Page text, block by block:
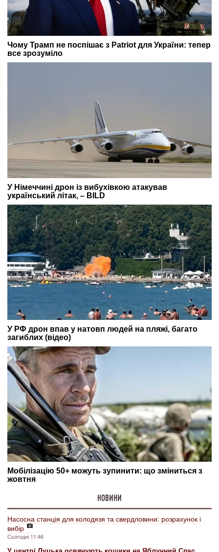
НОВИНИ
Насосна станція для колодязя та свердловини: розрахунок і
вибір
Сьогодні 11:46